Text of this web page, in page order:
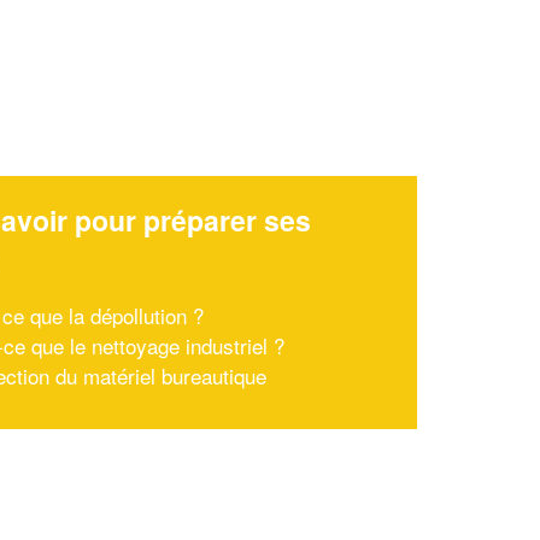
pour préparer ses
ce que la dépollution ?
ce que le nettoyage industriel ?
du matériel bureautique